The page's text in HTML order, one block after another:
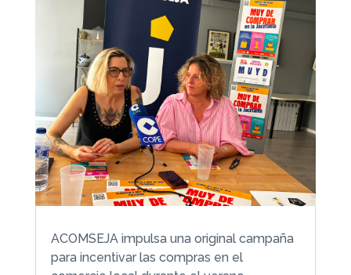
ACOMSEJA impulsa una original campaña
para incentivar las compras en el